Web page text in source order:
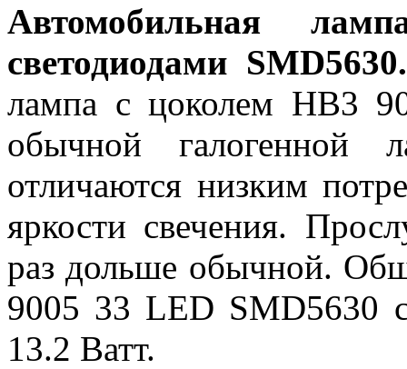
Автомобильная
светодиодами
лампа с цоколем HB3
обычной галогенной
отличаются низким
яркости свечения.
раз дольше обычной.
9005 33 LED SMD5630
13.2 Ватт.